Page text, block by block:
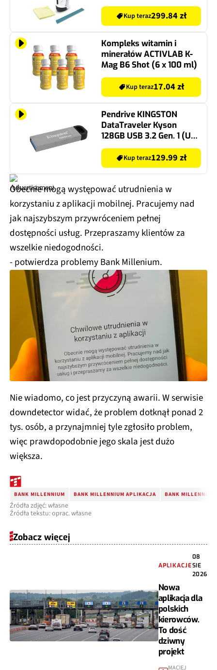
Kup teraz299.84 zł
Kompleks witamin i
minerałów ACTIVLAB K-
Mag B6 Shot (6 x 100 ml)
Kup teraz17.04 zł
Pendrive KINGSTON
DataTraveler Kyson
128GB USB 3.2 Gen. 1 (USB
3.0), Odczyt 200Mb/s,
Zapis 60Mb/s Srebrno-
czarny
Kup teraz129.99 zł
Obecnie mogą występować utrudnienia w
korzystaniu z aplikacji mobilnej. Pracujemy nad
jak najszybszym przywróceniem pełnej
dostępności usług. Przepraszamy klientów za
wszelkie niedogodności.
- potwierdza problemy Bank Millenium.
Nie wiadomo, co jest przyczyną awarii. W serwisie
downdetector widać, że problem dotknął ponad 2
tys. osób, a przynajmniej tyle zgłosiło problem,
więc prawdopodobnie jego skala jest dużo
większa.
BANK MILLENNIUM BANK MILLENNIUM APLIKACJA BANK MILLENNIUM
Źródła zdjęć: własne
Źródła tekstu: oprac. własne
Zobacz więcej
APLIKACJE
08
SIE
2026
Nowa
aplikacja dla
polskich
kierowców.
To dość
dziwny
projekt
MACIEJ